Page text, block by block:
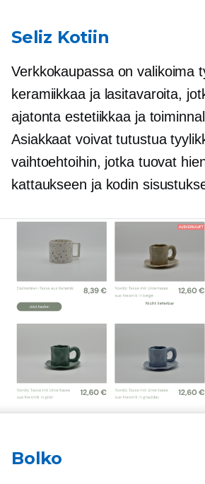
Seliz Kotiin
Verkkokaupassa on valikoima
keramiikkaa ja lasitavaroita,
ajatonta estetiikkaa ja
Asiakkaat voivat tutustua
vaihtoehtoihin, jotka tuovat
kattaukseen ja kodin
Bolko